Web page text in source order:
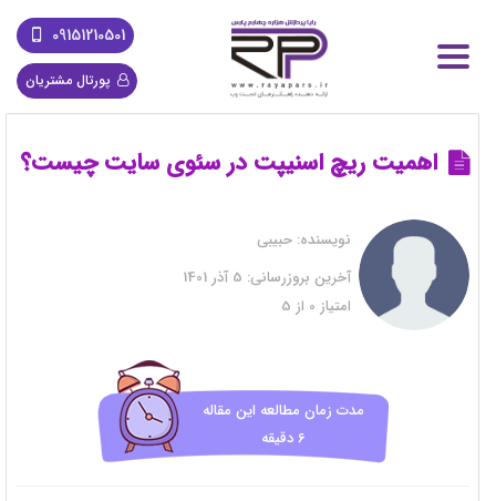
09151210501
پورتال مشتریان
اهمیت ریچ اسنیپت در سئوی سایت چیست؟
نویسنده: حبیبی
آخرین بروزرسانی:
امتیاز 0 از 5
مدت زمان مطالعه این مقاله
6 دقیقه